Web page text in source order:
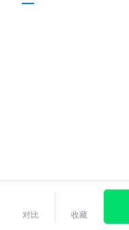
对比 收藏